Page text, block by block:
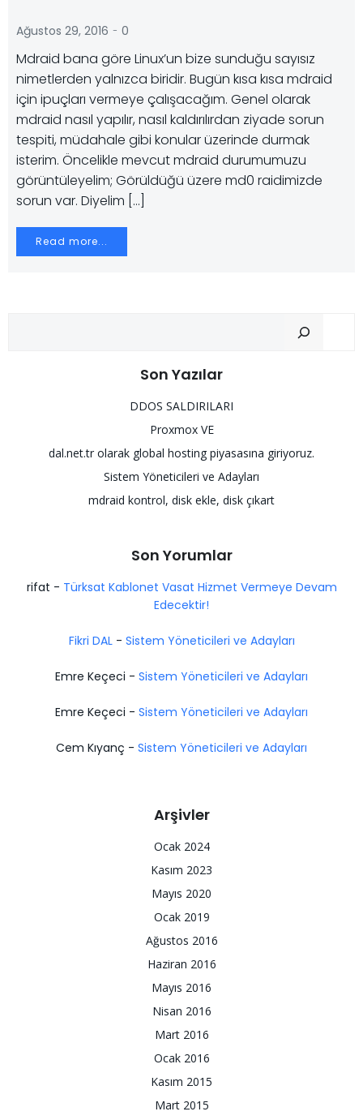
Ağustos 29, 2016 - 0
Mdraid bana göre Linux’un bize sunduğu sayısız
nimetlerden yalnızca biridir. Bugün kısa kısa mdraid
için ipuçları vermeye çalışacağım. Genel olarak
mdraid nasıl yapılır, nasıl kaldırılırdan ziyade sorun
tespiti, müdahale gibi konular üzerinde durmak
isterim. Öncelikle mevcut mdraid durumumuzu
görüntüleyelim; Görüldüğü üzere md0 raidimizde
sorun var. Diyelim […]
Read more...
Son Yazılar
DDOS SALDIRILARI
Proxmox VE
dal.net.tr olarak global hosting piyasasına giriyoruz.
Sistem Yöneticileri ve Adayları
mdraid kontrol, disk ekle, disk çıkart
Son Yorumlar
rifat - Türksat Kablonet Vasat Hizmet Vermeye Devam
Edecektir!
Fikri DAL- Sistem Yöneticileri ve Adayları
Emre Keçeci - Sistem Yöneticileri ve Adayları
Emre Keçeci - Sistem Yöneticileri ve Adayları
Cem Kıyanç - Sistem Yöneticileri ve Adayları
Arşivler
Ocak 2024
Kasım 2023
Mayıs 2020
Ocak 2019
Ağustos 2016
Haziran 2016
Mayıs 2016
Nisan 2016
Mart 2016
Ocak 2016
Kasım 2015
Mart 2015